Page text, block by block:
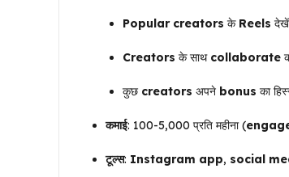
Popular creators के Reels
Creators के साथ collaborate
कुछ creators अपने bonus का
कमाई: ₹100-₹5,000 प्रति महीना (
टूल्स: Instagram app, social